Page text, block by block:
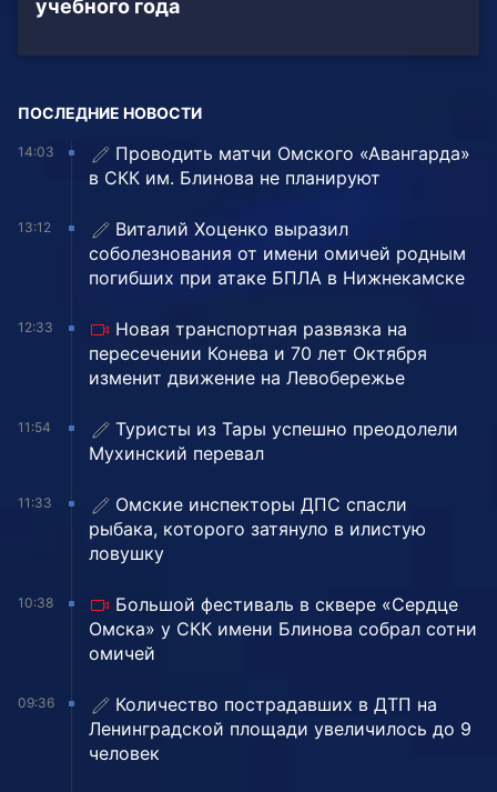
учебного года
ПОСЛЕДНИЕ НОВОСТИ
14:03
Проводить матчи Омского «Авангарда»
в СКК им. Блинова не планируют
13:12
Виталий Хоценко выразил
соболезнования от имени омичей родным
погибших при атаке БПЛА в Нижнекамске
12:33
Новая транспортная развязка на
пересечении Конева и 70 лет Октября
изменит движение на Левобережье
11:54
Туристы из Тары успешно преодолели
Мухинский перевал
11:33
Омские инспекторы ДПС спасли
рыбака, которого затянуло в илистую
ловушку
10:38
Большой фестиваль в сквере «Сердце
Омска» у СКК имени Блинова собрал сотни
омичей
09:36
Количество пострадавших в ДТП на
Ленинградской площади увеличилось до 9
человек